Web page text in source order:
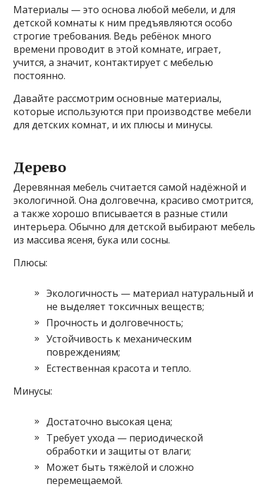
Материалы — это основа любой мебели, и для
детской комнаты к ним предъявляются особо
строгие требования. Ведь ребёнок много
времени проводит в этой комнате, играет,
учится, а значит, контактирует с мебелью
постоянно.
Давайте рассмотрим основные материалы,
которые используются при производстве мебели
для детских комнат, и их плюсы и минусы.
Дерево
Деревянная мебель считается самой надёжной и
экологичной. Она долговечна, красиво смотрится,
а также хорошо вписывается в разные стили
интерьера. Обычно для детской выбирают мебель
из массива ясеня, бука или сосны.
Плюсы:
Экологичность — материал натуральный и
не выделяет токсичных веществ;
Прочность и долговечность;
Устойчивость к механическим
повреждениям;
Естественная красота и тепло.
Минусы:
Достаточно высокая цена;
Требует ухода — периодической
обработки и защиты от влаги;
Может быть тяжёлой и сложно
перемещаемой.